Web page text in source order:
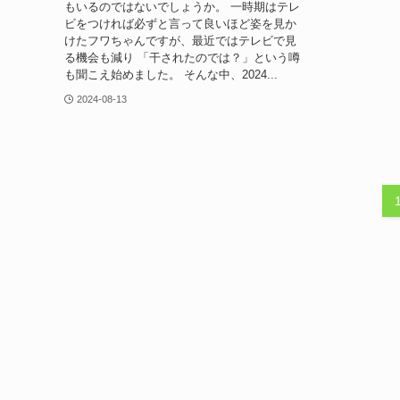
もいるのではないでしょうか。 一時期はテレ
ビをつければ必ずと言って良いほど姿を見か
けたフワちゃんですが、最近ではテレビで見
る機会も減り 「干されたのでは？」という噂
も聞こえ始めました。 そんな中、2024...
2024-08-13
1